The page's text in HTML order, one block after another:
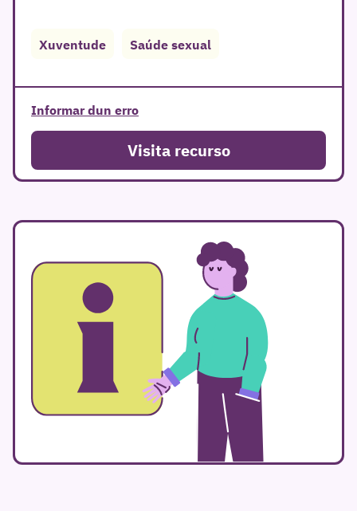
Xuventude Saúde sexual
Informar dun erro
Visita recurso